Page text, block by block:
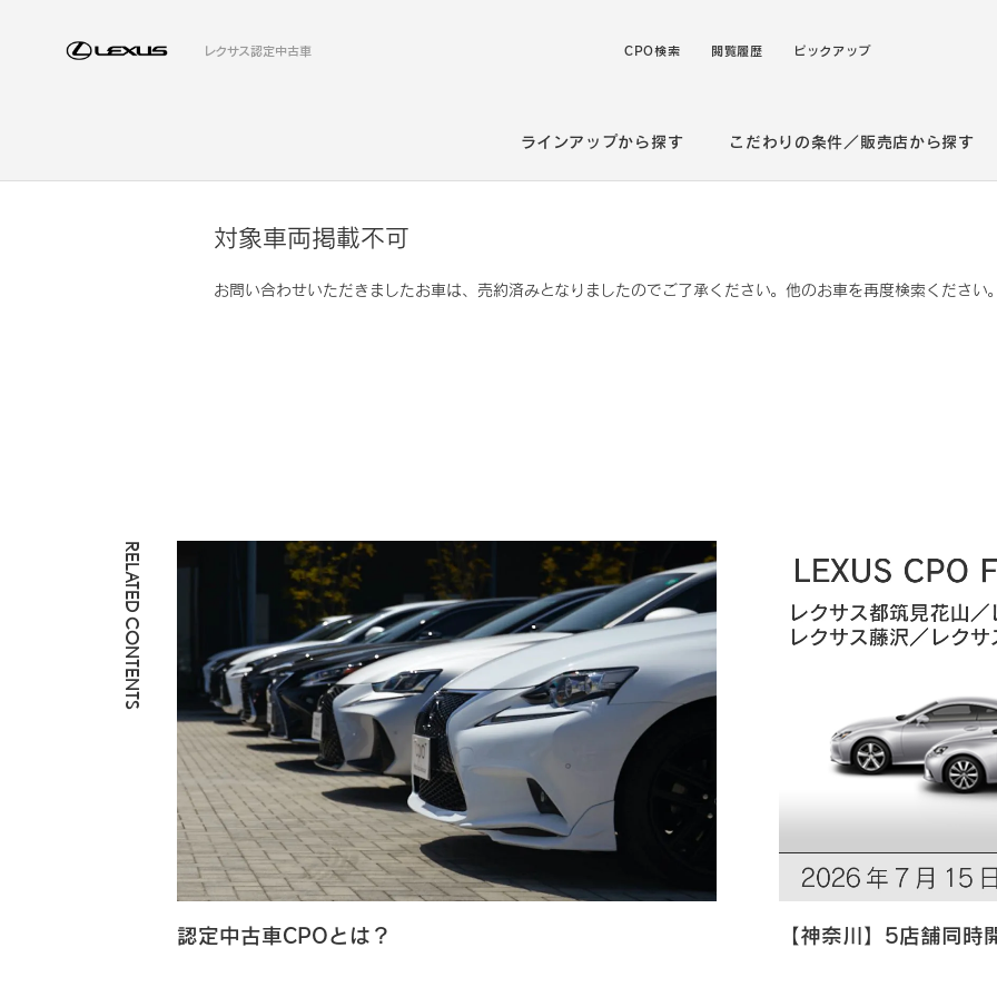
レクサス認定中古車 CPO検索 閲覧履歴 ピックアップ
ラインアップから探す こだわりの条件／販売店から探す
対象車両掲載不可
お問い合わせいただきましたお車は、売約済みとなりましたのでご了承ください。他のお車を再度検索ください
RELATED CONTENTS
認定中古車CPOとは？ 【神奈川】5店舗同時